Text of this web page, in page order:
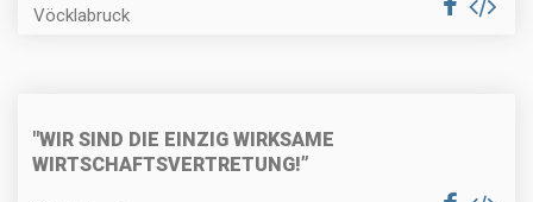
Vöcklabruck
"WIR SIND DIE EINZIG WIRKSAME
WIRTSCHAFTSVERTRETUNG!”